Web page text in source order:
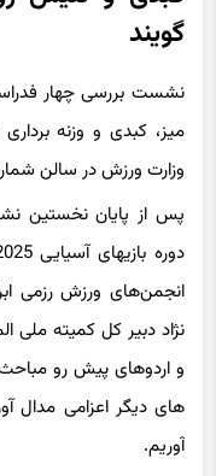
گویند
نشست بررسی چهار
میز، کبدی و وزنه
وزارت ورزش در سالن
پس از پایان نخستین
انجمن‌های ورزش رزمی
نژاد دبیر کل کمیته ملی
و اردوهای پیش رو
های دیگر اعزامی مدال
آوریم.